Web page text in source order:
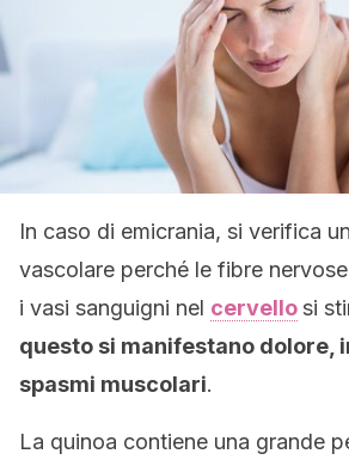
In caso di emicrania, si verifica
vascolare perché le fibre
i vasi sanguigni nel cervellosi
questo si manifestano dolore,
spasmi muscolari.
La quinoa contiene una grande